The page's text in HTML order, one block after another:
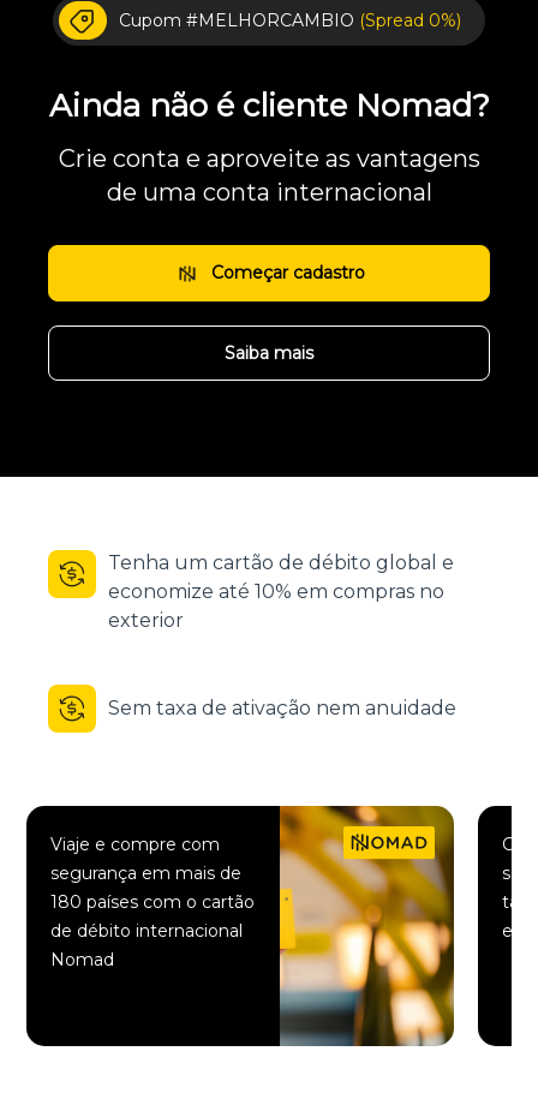
Cupom #MELHORCAMBIO (Spread 0%)
Ainda não é cliente Nomad?
Crie conta e aproveite as vantagens
de uma conta internacional
Começar cadastro
Saiba mais
Tenha um cartão de débito global e
economize até 10% em compras no
exterior
Sem taxa de ativação nem anuidade
Viaje e compre com
segurança em mais de
180 países com o cartão
de débito internacional
Nomad